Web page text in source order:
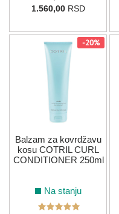
1.560,00RSD
-20%
Balzam za kovrdžavu
kosu COTRIL CURL
CONDITIONER 250ml
Na stanju